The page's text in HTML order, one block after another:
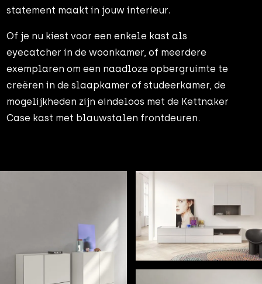
statement maakt in jouw interieur.
Of je nu kiest voor een enkele kast als
eyecatcher in de woonkamer, of meerdere
exemplaren om een naadloze opbergruimte te
creëren in de slaapkamer of studeerkamer, de
mogelijkheden zijn eindeloos met de Kettnaker
Case kast met blauwstalen frontdeuren.